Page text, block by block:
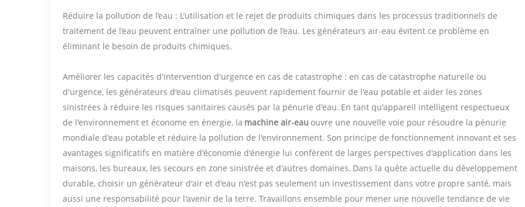
Réduire la pollution de l’eau : L’utilisation et le rejet de produits chimiques dans les processus traditionnels de
traitement de l’eau peuvent entraîner une pollution de l’eau. Les générateurs air-eau évitent ce problème en
éliminant le besoin de produits chimiques.
Améliorer les capacités d'intervention d'urgence en cas de catastrophe : en cas de catastrophe naturelle ou
d'urgence, les générateurs d'eau climatisés peuvent rapidement fournir de l'eau potable et aider les zones
sinistrées à réduire les risques sanitaires causés par la pénurie d'eau. En tant qu'appareil intelligent respectueux
de l'environnement et économe en énergie, la machine air-eau ouvre une nouvelle voie pour résoudre la pénurie
mondiale d'eau potable et réduire la pollution de l'environnement. Son principe de fonctionnement innovant et ses
avantages significatifs en matière d'économie d'énergie lui confèrent de larges perspectives d'application dans les
maisons, les bureaux, les secours en zone sinistrée et d'autres domaines. Dans la quête actuelle du développement
durable, choisir un générateur d'air et d'eau n'est pas seulement un investissement dans votre propre santé, mais
aussi une responsabilité pour l'avenir de la terre. Travaillons ensemble pour mener une nouvelle tendance de vie